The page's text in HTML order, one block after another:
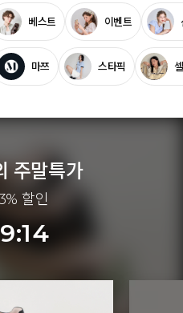
베스트 이벤트
마쯔 스타픽
주말특가
할인